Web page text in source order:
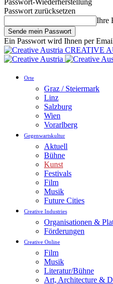
Passwort-Wiederherstellung
Passwort zurücksetzen
Ihre
Ein Passwort wird Ihnen per
CREATIVE
Orte
Graz / Steiermark
Linz
Salzburg
Wien
Vorarlberg
Gegenwartskultur
Aktuell
Bühne
Kunst
Festivals
Film
Musik
Future Cities
Creative Industries
Organisationen &
Förderungen
Creative Online
Film
Musik
Literatur/Bühne
Art, Architecture &